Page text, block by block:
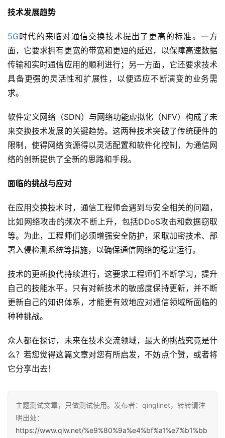
技术发展趋势
5G时代的来临对通信交换技术提出了更高的标准。一方
面，它要求拥有更宽的带宽和更短的延迟，以保障高速数据
传输和实时通信应用的顺利进行；另一方面，它还要求技术
具备更强的灵活性和扩展性，以便适应不断演变的业务需
求。
软件定义网络（SDN）与网络功能虚拟化（NFV）构成了未
来交换技术发展的关键趋势。这两种技术突破了传统硬件的
限制，使得网络资源得以灵活配置和软件化控制，为通信网
络的创新提供了全新的思路和手段。
面临的挑战与应对
在应用交换技术时，通信工程师会遇到与安全相关的问题，
比如网络攻击的频次不断上升，包括DDoS攻击和数据窃取
等。为此，工程师们必须增强安全防护，采取加密技术、部
署入侵检测系统等措施，以确保通信网络的稳定运行。
技术的更新换代持续进行，这要求工程师们不断学习，提升
自己的技能水平。只有对新技术的敏感度保持更新，并不断
更新自己的知识体系，才能更有效地应对通信领域所面临的
种种挑战。
众人都在探讨，未来在技术交流领域，最大的挑战究竟是什
么？若您觉得这篇文章对您有所启发，不妨点个赞，或者将
它分享出去！
主题测试文章，只做测试使用。发布者：qinglinet，转转请注
明出处：
https://www.qlw.net/%e9%80%9a%e4%bf%a1%e7%b1%bb